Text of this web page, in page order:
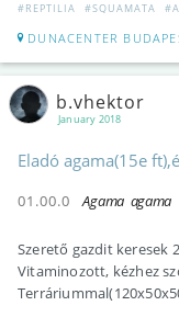
#REPTILIA #SQUAMATA
DUNACENTER
January 2018
b.vhektor
Eladó agama(15e
01.00.0 Agama agama
Szerető gazdit keresek
Vitaminozott, kézhez